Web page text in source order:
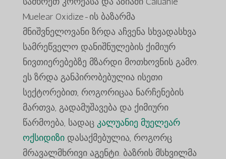
Muelear Oxidize-ის ბაზარმა
მნიშვნელოვანი ზრდა აჩვენა სხვადასხვა
სამრეწველო დანიშნულების ქიმიურ
ნივთიერებებზე მზარდი მოთხოვნის გამო.
ეს ზრდა განპირობებულია ისეთი
სექტორებით, როგორიცაა ნარჩენების
მართვა, გადამუშავება და ქიმიური
წარმოება, სადაც კალუანიე მუელეარ
ოქსიდიზიდასაქმებულია, როგორც
მრავალმხრივი აგენტი. ბაზრის მსხვილმა